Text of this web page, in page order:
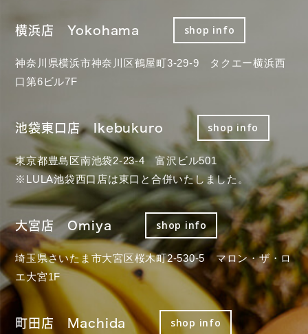
横浜店 Yokohama shop info
神奈川県横浜市神奈川区鶴屋町3-29-9 タクエー横浜西
口第6ビル7F
池袋東口店 Ikebukuro shop info
東京都豊島区南池袋2-23-4 富沢ビル501
※LULA池袋西口店は東口と合併いたしました。
大宮店 Omiya shop info
埼玉県さいたま市大宮区桜木町2-530-5 マロン・ザ・ロ
エ大宮1F
町田店 Machida shop info